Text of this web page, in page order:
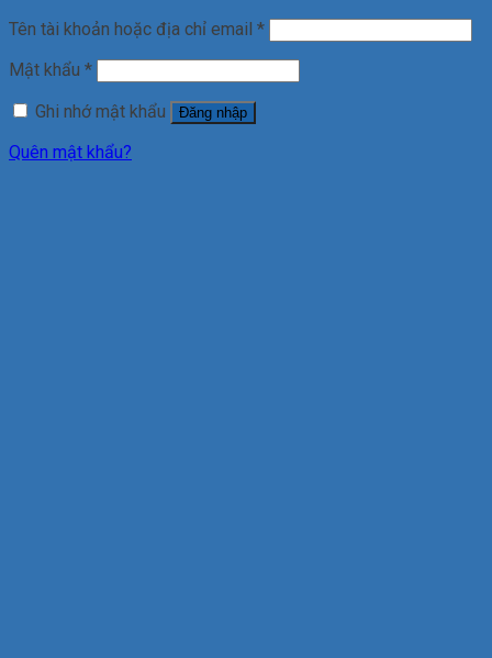
Tên tài khoản hoặc địa chỉ email *
Mật khẩu *
Ghi nhớ mật khẩu
Đăng nhập
Quên mật khẩu?